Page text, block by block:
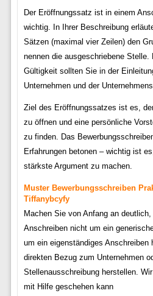
Der Eröffnungssatz ist in einem
wichtig. In Ihrer Beschreibung
Sätzen (maximal vier Zeilen) den
nennen die ausgeschriebene Stelle.
Gültigkeit sollten Sie in der
Unternehmen und der
Ziel des Eröffnungssatzes ist es,
zu öffnen und eine persönliche
zu finden. Das
Erfahrungen betonen – wichtig ist
stärkste Argument zu machen.
Muster Bewerbungsschreiben
Tiffanybcyfy
Machen Sie von Anfang an
Anschreiben nicht um ein
um ein eigenständiges Anschreiben
direkten Bezug zum Unternehmen
Stellenausschreibung herstellen.
mit Hilfe geschehen kann